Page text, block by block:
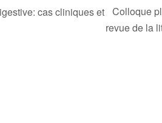
cas cliniques et Colloque
revue de la